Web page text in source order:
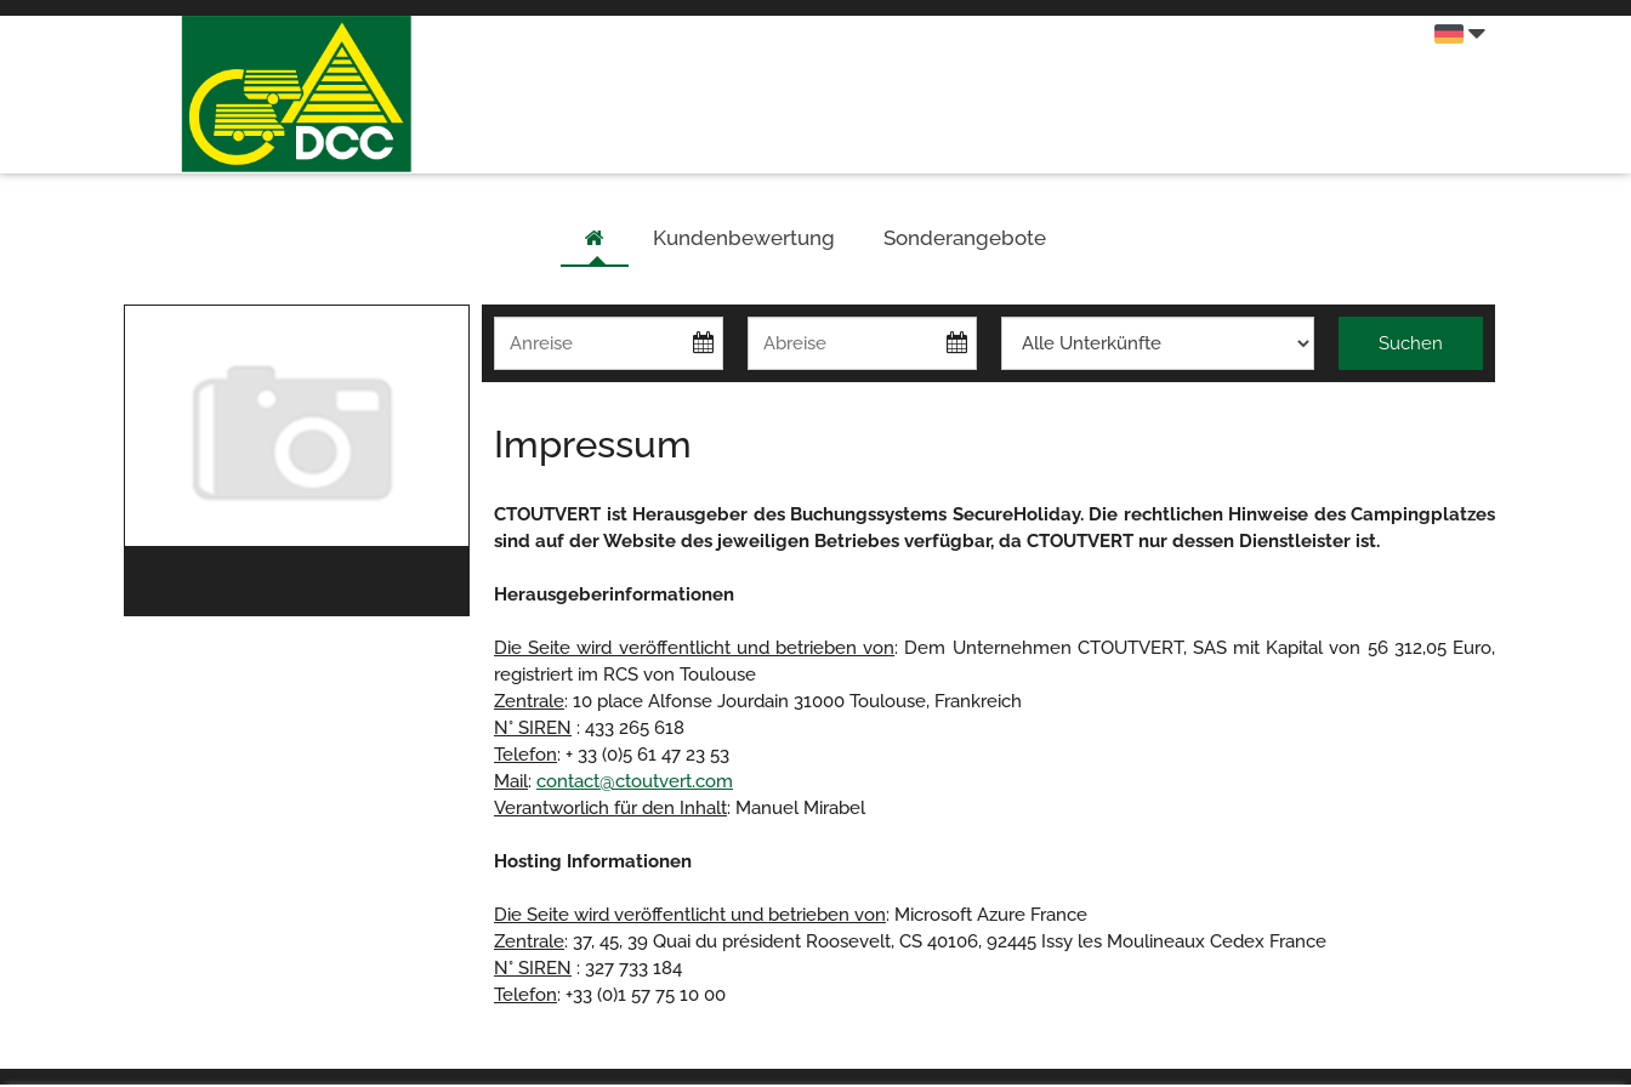
Kundenbewertung Sonderangebote
Suchen
Impressum
CTOUTVERT ist Herausgeber des Buchungssystems SecureHoliday. Die rechtlichen Hinweise des Campingplatzes
sind auf der Website des jeweiligen Betriebes verfügbar, da CTOUTVERT nur dessen Dienstleister ist.
Herausgeberinformationen
Die Seite wird veröffentlicht und betrieben von: Dem Unternehmen CTOUTVERT, SAS mit Kapital von 56 312,05 Euro,
registriert im RCS von Toulouse
Zentrale: 10 place Alfonse Jourdain 31000 Toulouse, Frankreich
N° SIREN : 433 265 618
Telefon: + 33 (0)5 61 47 23 53
Mail: contact@ctoutvert.com
Verantworlich für den Inhalt: Manuel Mirabel
Hosting Informationen
Die Seite wird veröffentlicht und betrieben von: Microsoft Azure France
Zentrale: 37, 45, 39 Quai du président Roosevelt, CS 40106, 92445 Issy les Moulineaux Cedex France
N° SIREN : 327 733 184
Telefon: +33 (0)1 57 75 10 00